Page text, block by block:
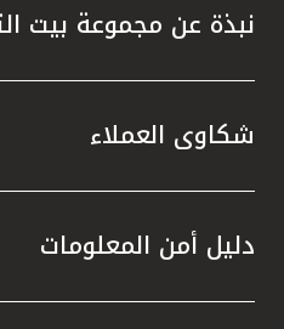
نبذة عن مجموعة بيت
شكاوى العملاء
دليل أمن المعلومات